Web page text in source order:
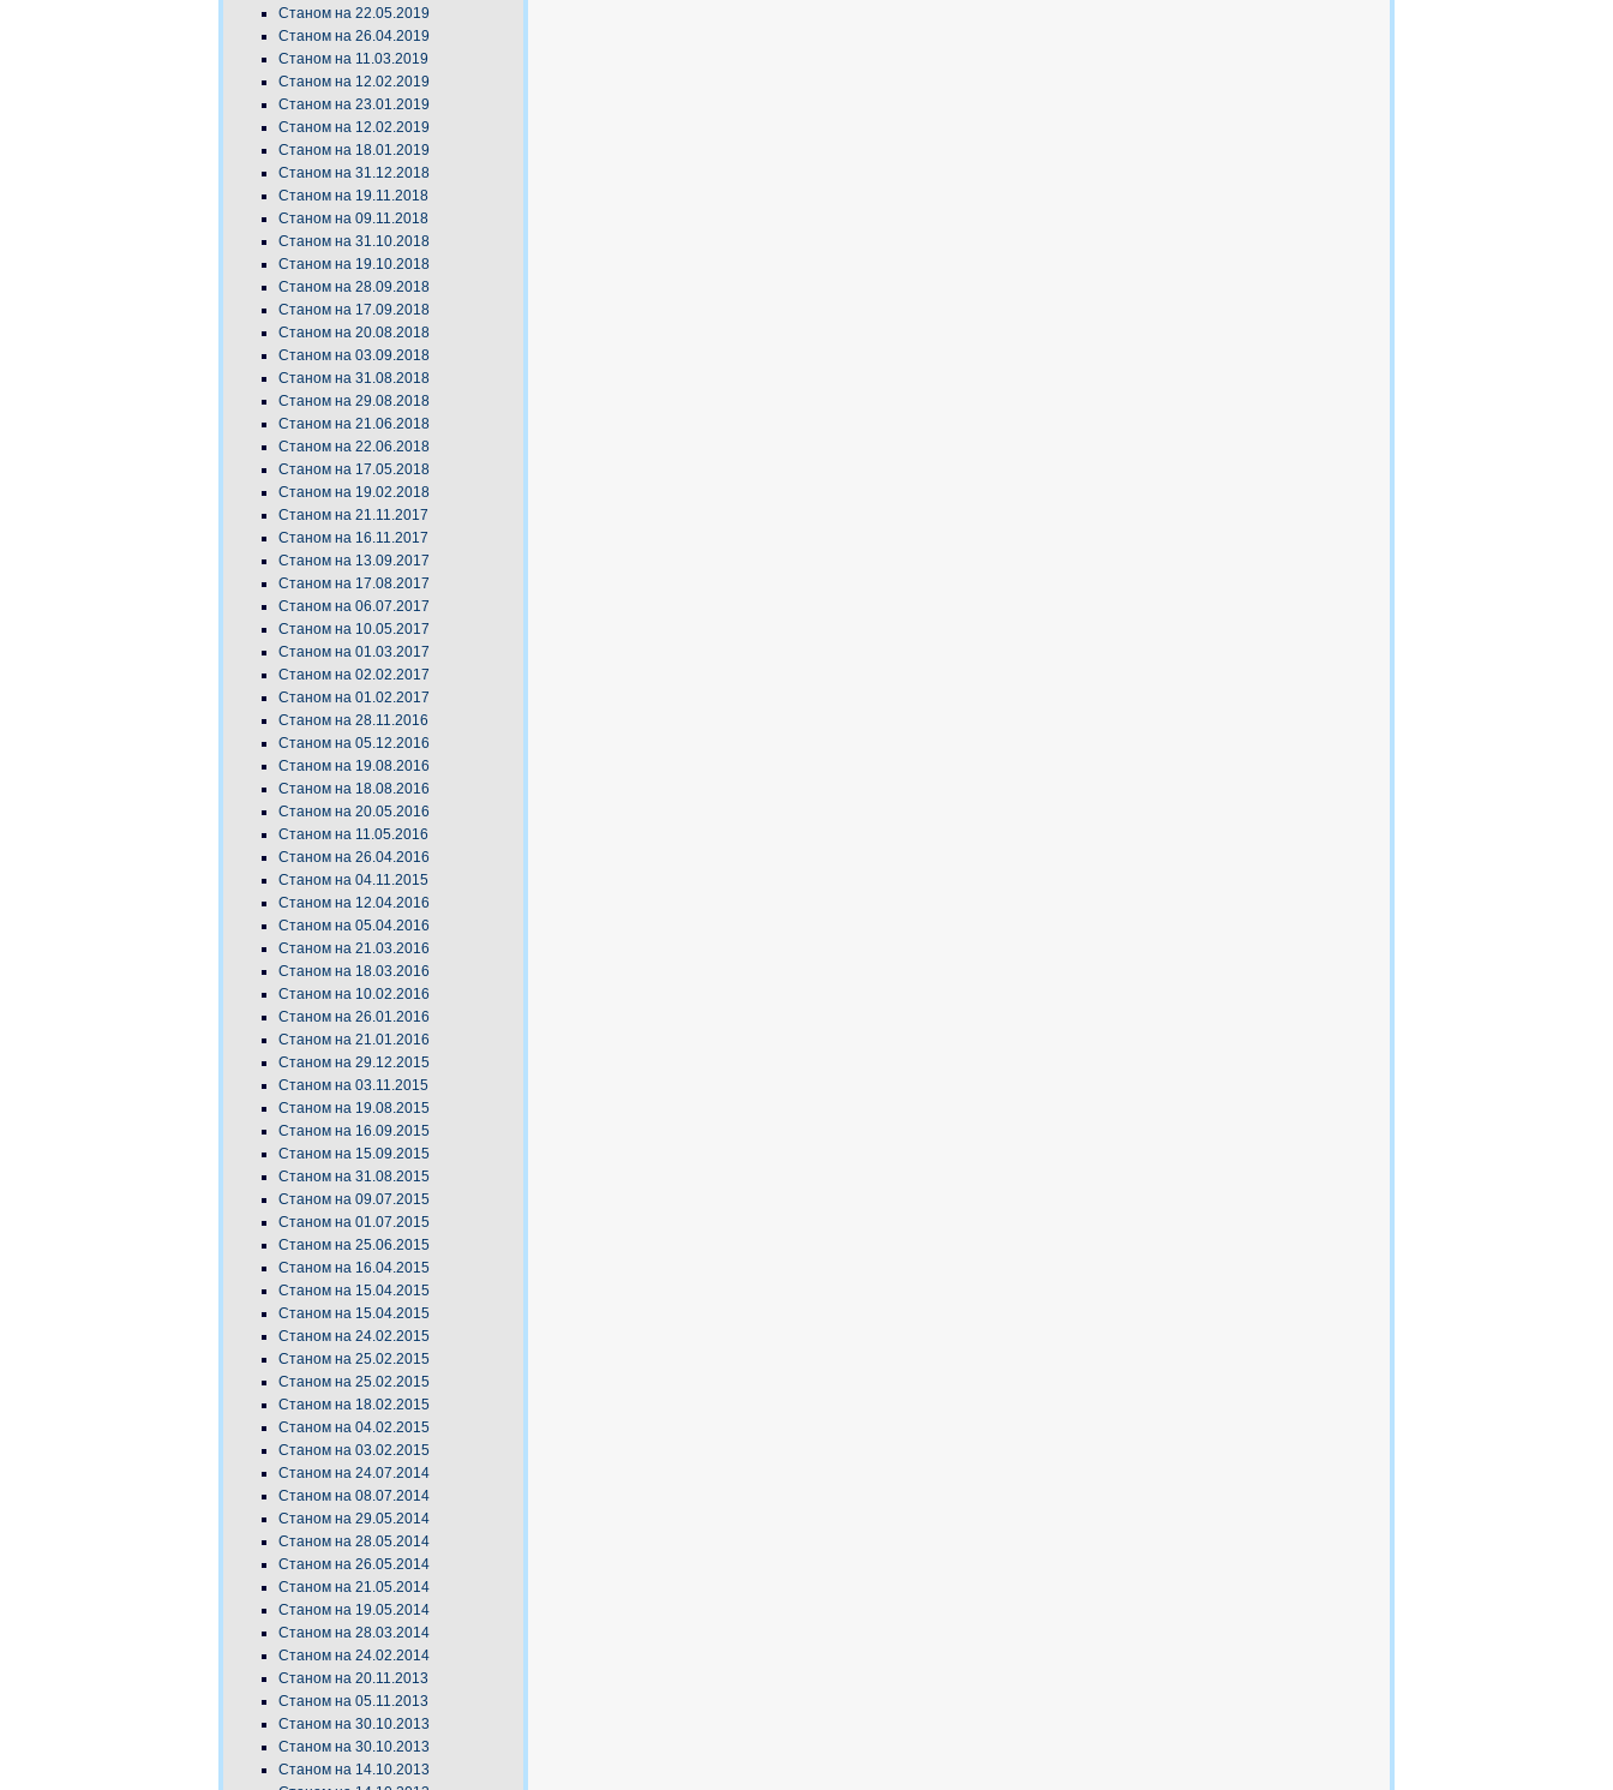
Станом на 22.05.2019
Станом на 26.04.2019
Станом на 11.03.2019
Станом на 12.02.2019
Станом на 23.01.2019
Станом на 12.02.2019
Станом на 18.01.2019
Станом на 31.12.2018
Станом на 19.11.2018
Станом на 09.11.2018
Станом на 31.10.2018
Станом на 19.10.2018
Станом на 28.09.2018
Станом на 17.09.2018
Станом на 20.08.2018
Станом на 03.09.2018
Станом на 31.08.2018
Станом на 29.08.2018
Станом на 21.06.2018
Станом на 22.06.2018
Станом на 17.05.2018
Станом на 19.02.2018
Станом на 21.11.2017
Станом на 16.11.2017
Станом на 13.09.2017
Станом на 17.08.2017
Станом на 06.07.2017
Станом на 10.05.2017
Станом на 01.03.2017
Станом на 02.02.2017
Станом на 01.02.2017
Станом на 28.11.2016
Станом на 05.12.2016
Станом на 19.08.2016
Станом на 18.08.2016
Станом на 20.05.2016
Станом на 11.05.2016
Станом на 26.04.2016
Станом на 04.11.2015
Станом на 12.04.2016
Станом на 05.04.2016
Станом на 21.03.2016
Станом на 18.03.2016
Станом на 10.02.2016
Станом на 26.01.2016
Станом на 21.01.2016
Станом на 29.12.2015
Станом на 03.11.2015
Станом на 19.08.2015
Станом на 16.09.2015
Станом на 15.09.2015
Станом на 31.08.2015
Станом на 09.07.2015
Станом на 01.07.2015
Станом на 25.06.2015
Станом на 16.04.2015
Станом на 15.04.2015
Станом на 15.04.2015
Станом на 24.02.2015
Станом на 25.02.2015
Станом на 25.02.2015
Станом на 18.02.2015
Станом на 04.02.2015
Станом на 03.02.2015
Станом на 24.07.2014
Станом на 08.07.2014
Станом на 29.05.2014
Станом на 28.05.2014
Станом на 26.05.2014
Станом на 21.05.2014
Станом на 19.05.2014
Станом на 28.03.2014
Станом на 24.02.2014
Станом на 20.11.2013
Станом на 05.11.2013
Станом на 30.10.2013
Станом на 30.10.2013
Станом на 14.10.2013